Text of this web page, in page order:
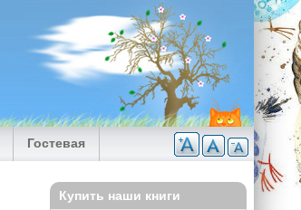
Гостевая
Купить наши книги